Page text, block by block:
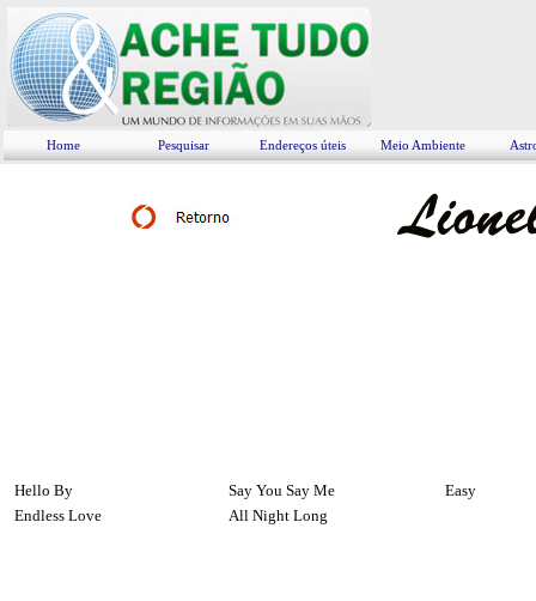
Home Pesquisar Endereços úteis Meio Ambiente
Hello By Say You Say Me
Easy
Endless Love
All Night Long